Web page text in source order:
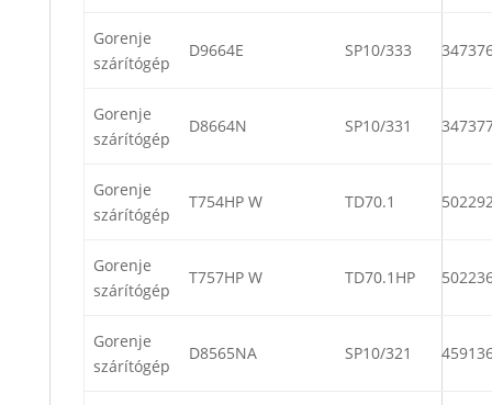
Gorenje
szárítógép
D9664E SP10/333
Gorenje
szárítógép
D8664N SP10/331
Gorenje
szárítógép
T754HP W TD70.1
Gorenje
szárítógép
T757HP W TD70.1HP
Gorenje
szárítógép
D8565NA SP10/321